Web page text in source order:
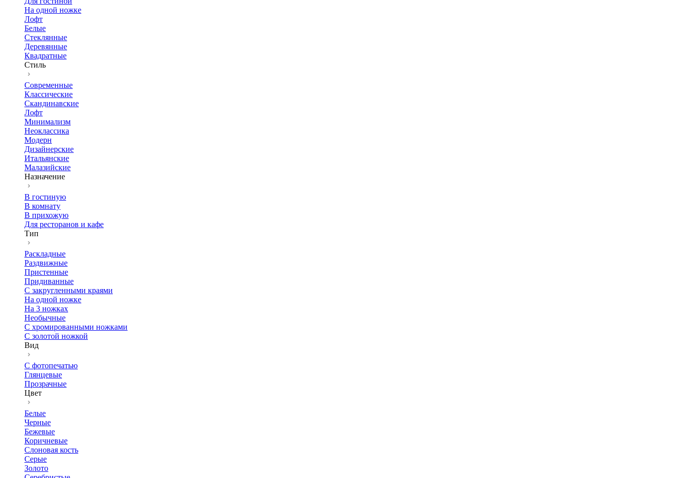
На одной ножке
Лофт
Белые
Стеклянные
Деревянные
Квадратные
Стиль
Современные
Классические
Скандинавские
Лофт
Минимализм
Неоклассика
Модерн
Дизайнерские
Итальянские
Малазийские
Назначение
В гостиную
В комнату
В прихожую
Для ресторанов и кафе
Тип
Раскладные
Раздвижные
Пристенные
Придиванные
С закругленными краями
На одной ножке
На 3 ножках
Необычные
С хромированными ножками
С золотой ножкой
Вид
С фотопечатью
Глянцевые
Прозрачные
Цвет
Белые
Черные
Бежевые
Коричневые
Слоновая кость
Серые
Золото